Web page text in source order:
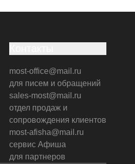
most-office@mail.ru
для писем и обращений
sales-most@mail.ru
отдел продаж и
сопровождения клиентов
most-afisha@mail.ru
сервис Афиша
для партнеров